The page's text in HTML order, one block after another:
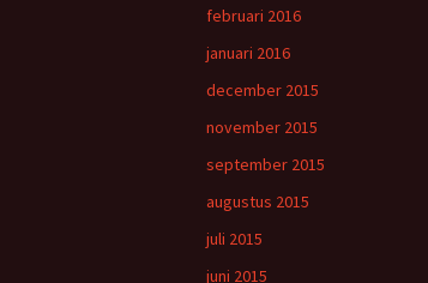
februari 2016
januari 2016
december 2015
november 2015
september 2015
augustus 2015
juli 2015
juni 2015